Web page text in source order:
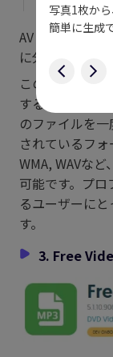
AV Audio
に分離すること
このソフトウ
する能力に優
のファイルを
されているフ
WMA, WAVな
可能です。プ
るユーザーに
す。
3. Free
写真1枚か
簡単に生成